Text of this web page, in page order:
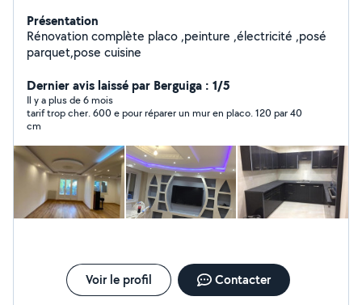
Présentation
Rénovation complète placo ,peinture ,électricité ,posé
parquet,pose cuisine
Dernier avis laissé par Berguiga : 1/5
Il y a plus de 6 mois
tarif trop cher. 600 e pour réparer un mur en placo. 120 par 40
cm
Voir le profil Contacter